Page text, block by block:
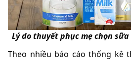
Lý do thuyết phục mẹ chọn
Theo nhiều báo cáo thống kê